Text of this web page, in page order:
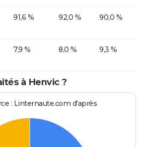
91,6 % 92,0 % 90,0 %
7,9 % 8,0 % 9,3 %
à Henvic ?
: Linternaute.com d'après